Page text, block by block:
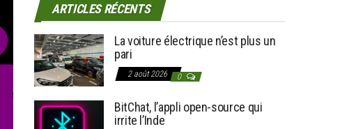
ARTICLES RÉCENTS
La voiture électrique n’est plus un
pari
2 août 2026 0
BitChat, l’appli open-source qui
irrite l’Inde